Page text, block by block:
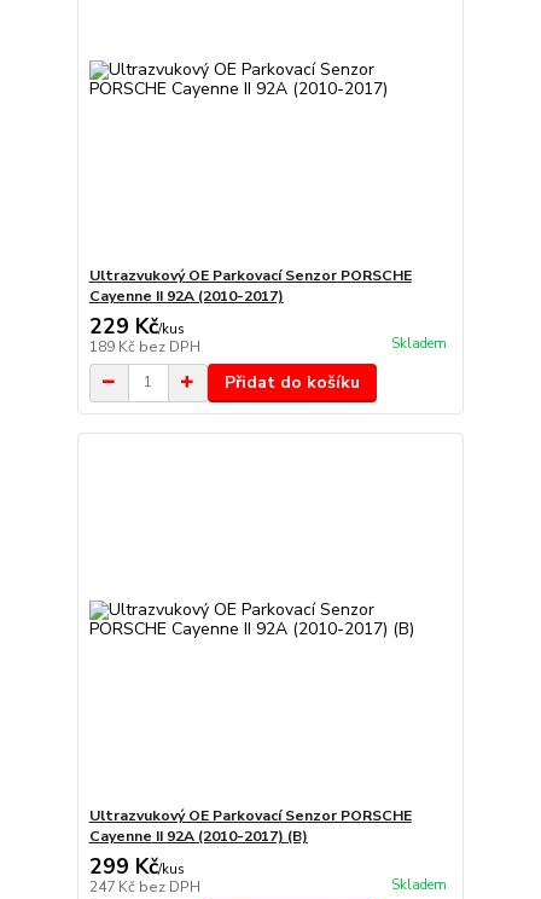
Ultrazvukový OE Parkovací Senzor PORSCHE
Cayenne II 92A (2010-2017)
229 Kč/kus
189 Kč bez DPH Skladem
Přidat do košíku
Ultrazvukový OE Parkovací Senzor PORSCHE
Cayenne II 92A (2010-2017) (B)
299 Kč/kus
247 Kč bez DPH Skladem